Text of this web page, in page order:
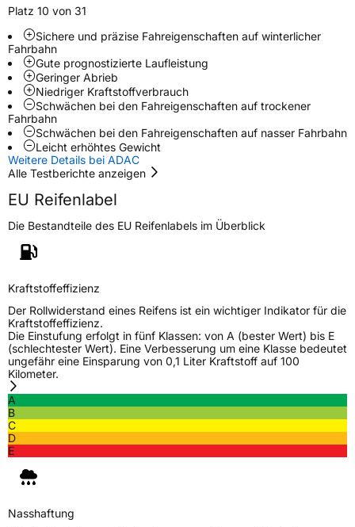
EU Label
EffizienzC
Nasshaftung C
Rollgeräusch (Klasse)B
Rollgeräusch (dB)69
FahrzeugklasseC1
Allgemeine Produktsicherheit (GPSR)
HerstellerkontaktCEAT LTD, Kurhessenstr 15 64546
Moerfelden Walldorf Deutschland,
jagdish.makwana@ceat.com
Platz 10 von 31
Sichere und präzise Fahreigenschaften auf winterlicher
Fahrbahn
Gute prognostizierte Laufleistung
Geringer Abrieb
Niedriger Kraftstoffverbrauch
Schwächen bei den Fahreigenschaften auf trockener
Fahrbahn
Schwächen bei den Fahreigenschaften auf nasser Fahrbahn
Leicht erhöhtes Gewicht
Weitere Details bei ADAC
Alle Testberichte anzeigen
EU Reifenlabel
Die Bestandteile des EU Reifenlabels im Überblick
Kraftstoffeffizienz
Der Rollwiderstand eines Reifens ist ein wichtiger Indikator für die
Kraftstoffeffizienz.
Die Einstufung erfolgt in fünf Klassen: von A (bester Wert) bis E
(schlechtester Wert). Eine Verbesserung um eine Klasse bedeutet
ungefähr eine Einsparung von 0,1 Liter Kraftstoff auf 100
Kilometer.
A
B
C
D
E
Nasshaftung